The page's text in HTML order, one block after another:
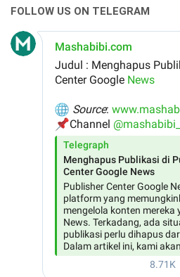
FOLLOW US ON TELEGRAM